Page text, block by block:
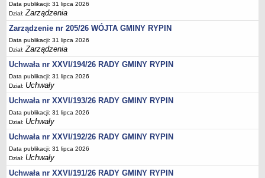
Wójt
Urząd gminy
Jednostki organizacyjne, GOPS, Instytucja kultury, OSP
Jednostki pomocnicze - sołectwa
Plan pracy komisji rewizyjnej
Sesje Rady Gminy Rypin
PRAWO LOKALNE
Statut
Strategia rozwoju
Uchwały
Projekty uchwał
Protokoły
Data publikacji: 31 lipca 2026
Dział:Zarządzenia
Zarządzenie nr 205/26 WÓJTA GMINY RYPIN
Data publikacji: 31 lipca 2026
Dział:Zarządzenia
Uchwała nr XXVI/194/26 RADY GMINY RYPIN
Data publikacji: 31 lipca 2026
Dział: Uchwały
Uchwała nr XXVI/193/26 RADY GMINY RYPIN
Data publikacji: 31 lipca 2026
Dział: Uchwały
Uchwała nr XXVI/192/26 RADY GMINY RYPIN
Data publikacji: 31 lipca 2026
Dział: Uchwały
Uchwała nr XXVI/191/26 RADY GMINY RYPIN